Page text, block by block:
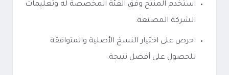
استخدم المنتج وفق الفئة المخصصة له وتعليمات
الشركة المصنعة.
احرص على اختيار النسخ الأصلية والمتوافقة
للحصول على أفضل نتيجة.